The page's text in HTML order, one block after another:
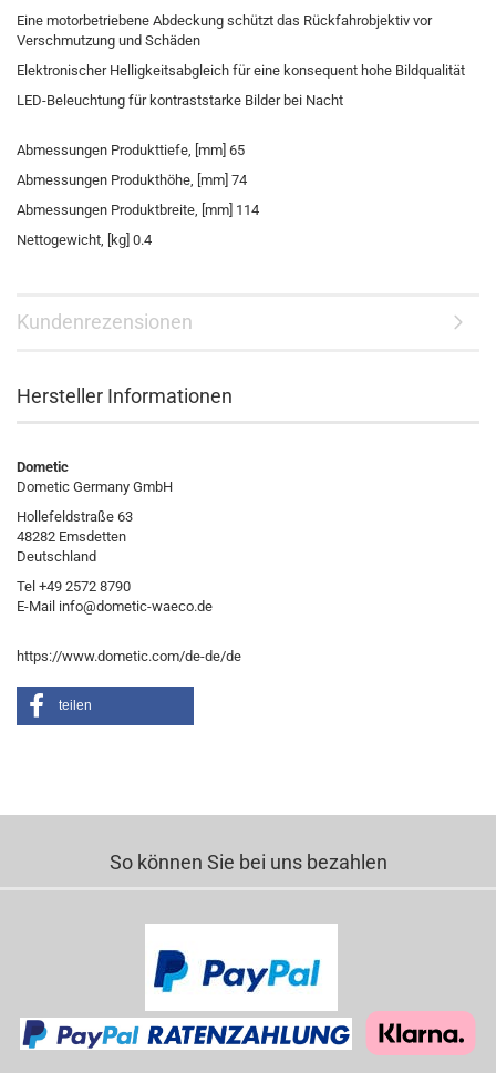
Eine motorbetriebene Abdeckung schützt das Rückfahrobjektiv vor
Verschmutzung und Schäden
Elektronischer Helligkeitsabgleich für eine konsequent hohe Bildqualität
LED-Beleuchtung für kontraststarke Bilder bei Nacht
Abmessungen Produkttiefe, [mm] 65
Abmessungen Produkthöhe, [mm] 74
Abmessungen Produktbreite, [mm] 114
Nettogewicht, [kg] 0.4
Kundenrezensionen
Hersteller Informationen
Dometic
Dometic Germany GmbH
Hollefeldstraße 63
48282 Emsdetten
Deutschland
Tel +49 2572 8790
E-Mail info@dometic-waeco.de
https://www.dometic.com/de-de/de
teilen
So können Sie bei uns bezahlen